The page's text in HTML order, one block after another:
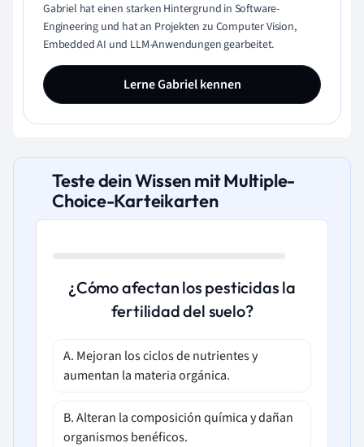
Gabriel hat einen starken Hintergrund in Software-
Engineering und hat an Projekten zu Computer Vision,
Embedded AI und LLM-Anwendungen gearbeitet.
Lerne Gabriel kennen
Teste dein Wissen mit Multiple-
Choice-Karteikarten
¿Cómo afectan los pesticidas la
fertilidad del suelo?
A. Mejoran los ciclos de nutrientes y
aumentan la materia orgánica.
B. Alteran la composición química y dañan
organismos benéficos.